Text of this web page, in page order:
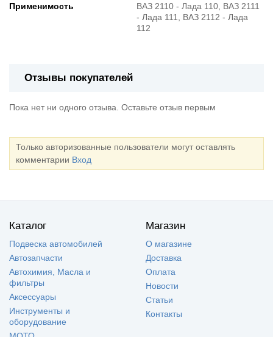
Применимость
ВАЗ 2110 - Лада 110, ВАЗ 2111
- Лада 111, ВАЗ 2112 - Лада
112
Отзывы покупателей
Пока нет ни одного отзыва. Оставьте отзыв первым
Только авторизованные пользователи могут оставлять
комментарии Вход
Каталог
Подвеска автомобилей
Автозапчасти
Автохимия, Масла и
фильтры
Аксессуары
Инструменты и
оборудование
Магазин
О магазине
Доставка
Оплата
Новости
Статьи
Контакты